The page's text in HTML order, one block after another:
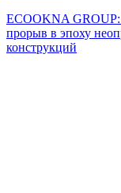
ECOOKNA GROUP:
прорыв в эпоху
конструкций